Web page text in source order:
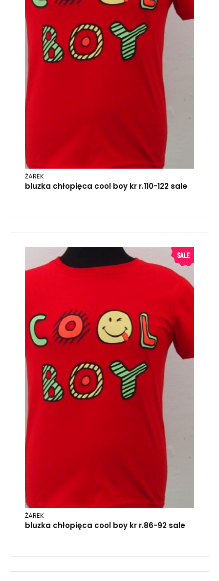
ŻAREK
bluzka chłopięca cool boy kr r.110-122 sale
ŻAREK
bluzka chłopięca cool boy kr r.86-92 sale